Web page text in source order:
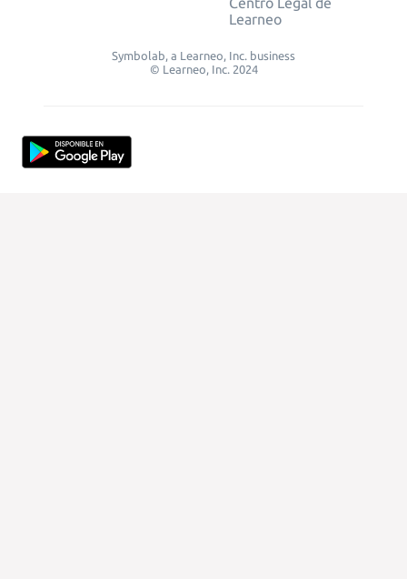
Learneo
Symbolab, a Learneo, Inc. business
© Learneo, Inc. 2024